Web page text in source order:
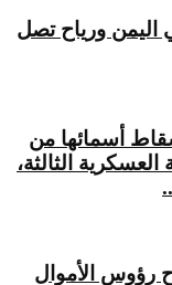
ورياح تصل
أسمائها من
الثالثة،
رؤوس الأموال